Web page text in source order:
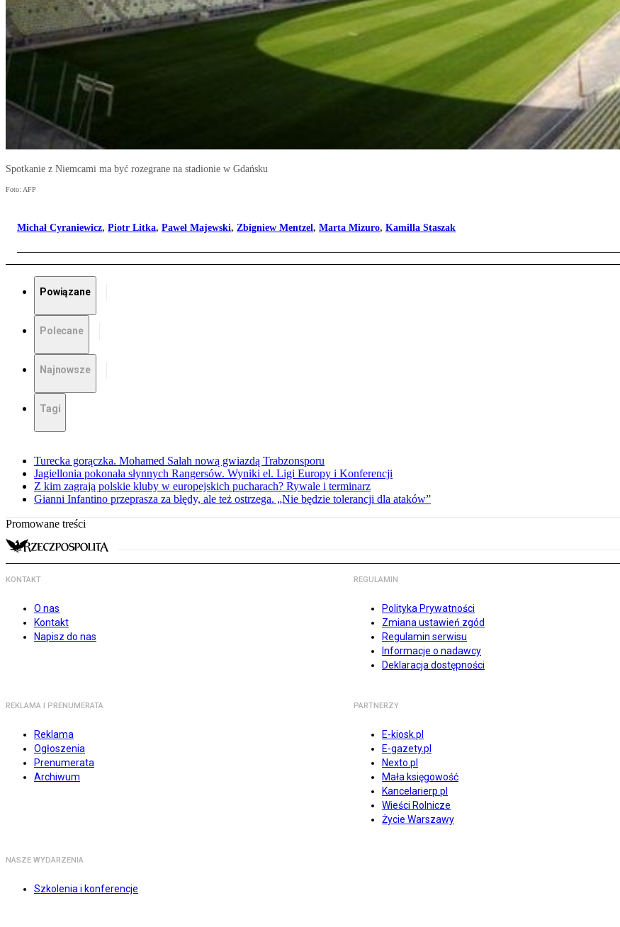
Spotkanie z Niemcami ma być rozegrane na stadionie w Gdańsku
Foto: AFP
Michał Cyraniewicz, Piotr Litka, Paweł Majewski, Zbigniew Mentzel, Marta Mizuro, Kamilla Staszak
Powiązane
Polecane
Najnowsze
Tagi
Turecka gorączka. Mohamed Salah nową gwiazdą Trabzonsporu
Jagiellonia pokonała słynnych Rangersów. Wyniki el. Ligi Europy i Konferencji
Z kim zagrają polskie kluby w europejskich pucharach? Rywale i terminarz
Gianni Infantino przeprasza za błędy, ale też ostrzega. „Nie będzie tolerancji dla ataków”
Promowane treści
KONTAKT
O nas
Kontakt
Napisz do nas
REGULAMIN
Polityka Prywatności
Zmiana ustawień zgód
Regulamin serwisu
Informacje o nadawcy
Deklaracja dostępności
REKLAMA I PRENUMERATA
Reklama
Ogłoszenia
Prenumerata
Archiwum
PARTNERZY
E-kiosk.pl
E-gazety.pl
Nexto.pl
Mała księgowość
Kancelarierp.pl
Wieści Rolnicze
Życie Warszawy
NASZE WYDARZENIA
Szkolenia i konferencje